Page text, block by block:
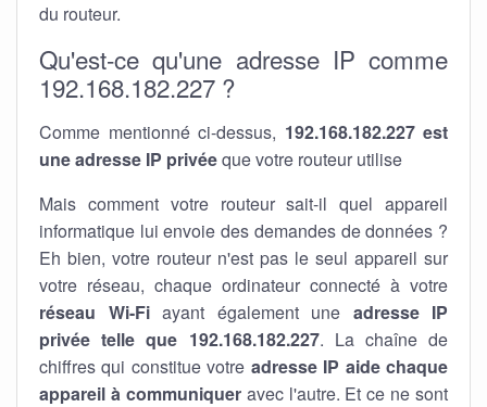
du routeur.
Qu'est-ce qu'une adresse IP comme
192.168.182.227 ?
Comme mentionné ci-dessus, 192.168.182.227 est
une adresse IP privéeque votre routeur utilise
Mais comment votre routeur sait-il quel appareil
informatique lui envoie des demandes de données ?
Eh bien, votre routeur n'est pas le seul appareil sur
votre réseau, chaque ordinateur connecté à votre
réseau Wi-Fiayant également une adresse IP
privée telle que 192.168.182.227. La chaîne de
chiffres qui constitue votre adresse IP aide chaque
appareil à communiqueravec l'autre. Et ce ne sont